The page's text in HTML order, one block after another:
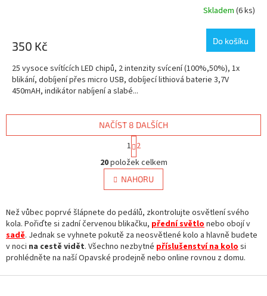
Skladem (6 ks)
350 Kč Do košíku
25 vysoce svítících LED chipů, 2 intenzity svícení (100%,50%), 1x
blikání, dobíjení přes micro USB, dobíjecí lithiová baterie 3,7V
450mAH, indikátor nabíjení a slabé...
O
v
l
á
a
c
í
p
r
NAČÍST 8 DALŠÍCH
S
t
r
á
n
k
v
á
n
í
1 2
20položek celkem
NAHORU
Než vůbec poprvé šlápnete do pedálů, zkontrolujte osvětlení svého
kola. Pořiďte si zadní červenou blikačku, přední světlo nebo obojí v
sadě. Jednak se vyhnete pokutě za neosvětlené kolo a hlavně budete
v noci na cestě vidět. Všechno nezbytné příslušenství na kolo si
prohlédněte na naší Opavské prodejně nebo online rovnou z domu.